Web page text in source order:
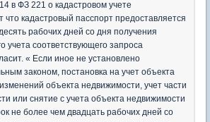
в ФЗ 221 о кадастровом учете
что кадастровый пасспорт предоставляется
рабочих дней со дня получения
учета соответствующего запроса
« Если иное не установлено
законом, постановка на учет объекта
объекта недвижимости, учет части
или снятие с учета объекта недвижимости
не более чем двадцать рабочих дней со